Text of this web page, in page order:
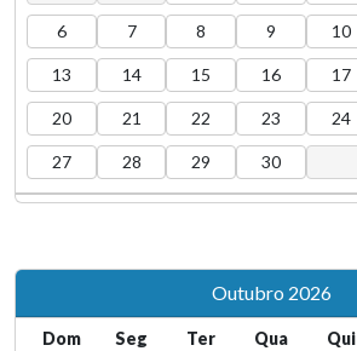
6 7 8 9 10
13 14 15 16 17
20 21 22 23 24
27 28 29 30
Outubro 2026
Dom Seg Ter Qua Qui